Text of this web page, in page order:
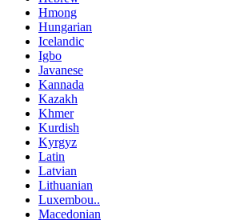
Hmong
Hungarian
Icelandic
Igbo
Javanese
Kannada
Kazakh
Khmer
Kurdish
Kyrgyz
Latin
Latvian
Lithuanian
Luxembou..
Macedonian